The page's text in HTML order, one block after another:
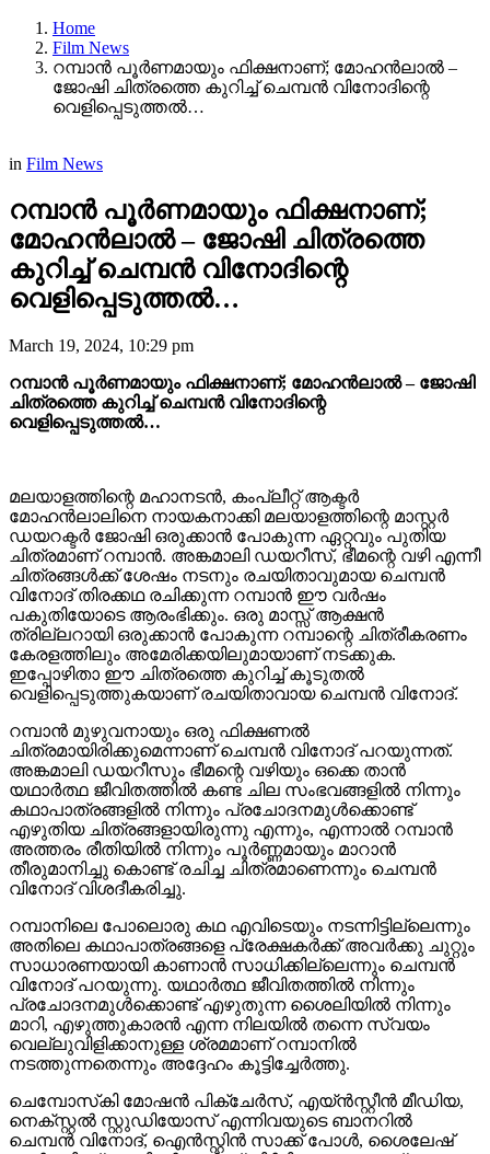
Home
Film News
റമ്പാൻ പൂർണമായും ഫിക്ഷനാണ്; മോഹൻലാൽ –
ജോഷി ചിത്രത്തെ കുറിച്ച് ചെമ്പൻ വിനോദിന്റെ
വെളിപ്പെടുത്തൽ…
in Film News
റമ്പാൻ പൂർണമായും ഫിക്ഷനാണ്;
മോഹൻലാൽ – ജോഷി ചിത്രത്തെ
കുറിച്ച് ചെമ്പൻ വിനോദിന്റെ
വെളിപ്പെടുത്തൽ…
March 19, 2024, 10:29 pm
റമ്പാൻ പൂർണമായും ഫിക്ഷനാണ്; മോഹൻലാൽ – ജോഷി
ചിത്രത്തെ കുറിച്ച് ചെമ്പൻ വിനോദിന്റെ
വെളിപ്പെടുത്തൽ…
മലയാളത്തിന്റെ മഹാനടൻ, കംപ്ലീറ്റ് ആക്ടർ
മോഹൻലാലിനെ നായകനാക്കി മലയാളത്തിന്റെ മാസ്റ്റർ
ഡയറക്ടർ ജോഷി ഒരുക്കാൻ പോകുന്ന ഏറ്റവും പുതിയ
ചിത്രമാണ് റമ്പാൻ. അങ്കമാലി ഡയറീസ്, ഭീമന്റെ വഴി എന്നീ
ചിത്രങ്ങൾക്ക് ശേഷം നടനും രചയിതാവുമായ ചെമ്പൻ
വിനോദ് തിരക്കഥ രചിക്കുന്ന റമ്പാൻ ഈ വർഷം
പകുതിയോടെ ആരംഭിക്കും. ഒരു മാസ്സ് ആക്ഷൻ
ത്രില്ലറായി ഒരുക്കാൻ പോകുന്ന റമ്പാന്റെ ചിത്രീകരണം
കേരളത്തിലും അമേരിക്കയിലുമായാണ് നടക്കുക.
ഇപ്പോഴിതാ ഈ ചിത്രത്തെ കുറിച്ച് കൂടുതൽ
വെളിപ്പെടുത്തുകയാണ് രചയിതാവായ ചെമ്പൻ വിനോദ്.
റമ്പാൻ മുഴുവനായും ഒരു ഫിക്ഷണൽ
ചിത്രമായിരിക്കുമെന്നാണ് ചെമ്പൻ വിനോദ് പറയുന്നത്.
അങ്കമാലി ഡയറീസും ഭീമന്റെ വഴിയും ഒക്കെ താൻ
യഥാർത്ഥ ജീവിതത്തിൽ കണ്ട ചില സംഭവങ്ങളിൽ നിന്നും
കഥാപാത്രങ്ങളിൽ നിന്നും പ്രചോദനമുൾക്കൊണ്ട്
എഴുതിയ ചിത്രങ്ങളായിരുന്നു എന്നും, എന്നാൽ റമ്പാൻ
അത്തരം രീതിയിൽ നിന്നും പൂർണ്ണമായും മാറാൻ
തീരുമാനിച്ചു കൊണ്ട് രചിച്ച ചിത്രമാണെന്നും ചെമ്പൻ
വിനോദ് വിശദീകരിച്ചു.
റമ്പാനിലെ പോലൊരു കഥ എവിടെയും നടന്നിട്ടില്ലെന്നും
അതിലെ കഥാപാത്രങ്ങളെ പ്രേക്ഷകർക്ക് അവർക്കു ചുറ്റും
സാധാരണയായി കാണാൻ സാധിക്കില്ലെന്നും ചെമ്പൻ
വിനോദ് പറയുന്നു. യഥാർത്ഥ ജീവിതത്തിൽ നിന്നും
പ്രചോദനമുൾക്കൊണ്ട് എഴുതുന്ന ശൈലിയിൽ നിന്നും
മാറി, എഴുത്തുകാരൻ എന്ന നിലയിൽ തന്നെ സ്വയം
വെല്ലുവിളിക്കാനുള്ള ശ്രമമാണ് റമ്പാനിൽ
നടത്തുന്നതെന്നും അദ്ദേഹം കൂട്ടിച്ചേർത്തു.
ചെമ്പോസ്‌കി മോഷന്‍ പിക്‌ചേര്‍സ്, എയ്ന്‍സ്റ്റീന്‍ മീഡിയ,
നെക്സ്റ്റല്‍ സ്റ്റുഡിയോസ് എന്നിവയുടെ ബാനറിൽ
ചെമ്പൻ വിനോദ്, ഐൻസ്റ്റിൻ സാക്ക് പോൾ, ശൈലേഷ്